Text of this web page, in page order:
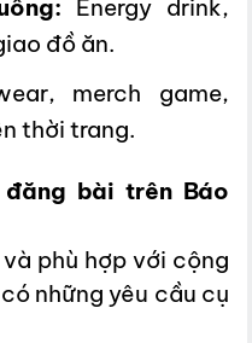
Energy drink,
đồ ăn.
merch game,
thời trang.
bài trên Báo
phù hợp với cộng
những yêu cầu cụ